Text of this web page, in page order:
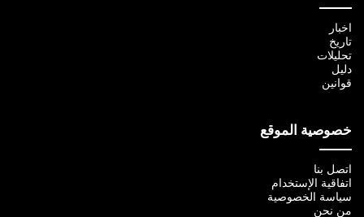
اخبار
تاريخ
تحليلات
دليل
قوانين
خصوصية الموقع
اتصل بنا
اتفاقية الإستخدام
سياسة الخصوصية
من نحن